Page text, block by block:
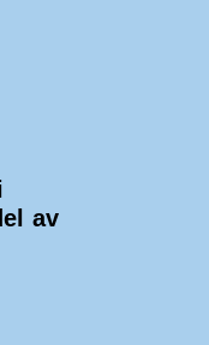
av